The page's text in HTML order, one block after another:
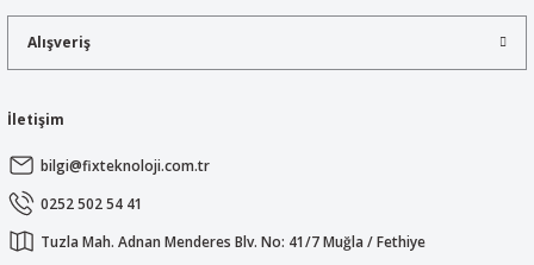
Bu ürüne benzer farklı alternatifler olmalı.
Alışveriş
İletişim
bilgi@fixteknoloji.com.tr
0252 502 54 41
Tuzla Mah. Adnan Menderes Blv. No: 41/7 Muğla / Fethiye